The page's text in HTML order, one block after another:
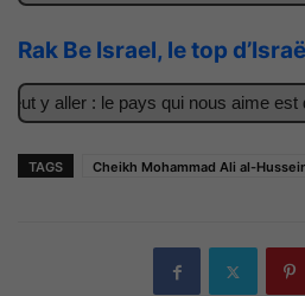
Rak Be Israel, le top
y aller : le pays qui nous aime est
TAGS Cheikh Mohammad Ali al-